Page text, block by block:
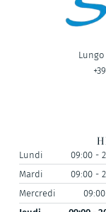
Lungo
Lundi
09:00 -
Mardi
09:00 -
Mercredi